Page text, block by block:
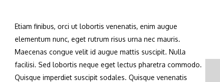
Etiam finibus, orci ut lobortis venenatis, enim augue
elementum nunc, eget rutrum risus urna nec mauris.
Maecenas congue velit id augue mattis suscipit. Nulla
facilisi. Sed lobortis neque eget lectus pharetra commodo.
Quisque imperdiet suscipit sodales. Quisque venenatis